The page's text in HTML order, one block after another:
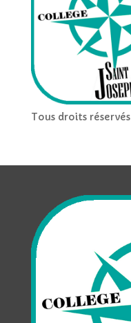
Tous droits réservés